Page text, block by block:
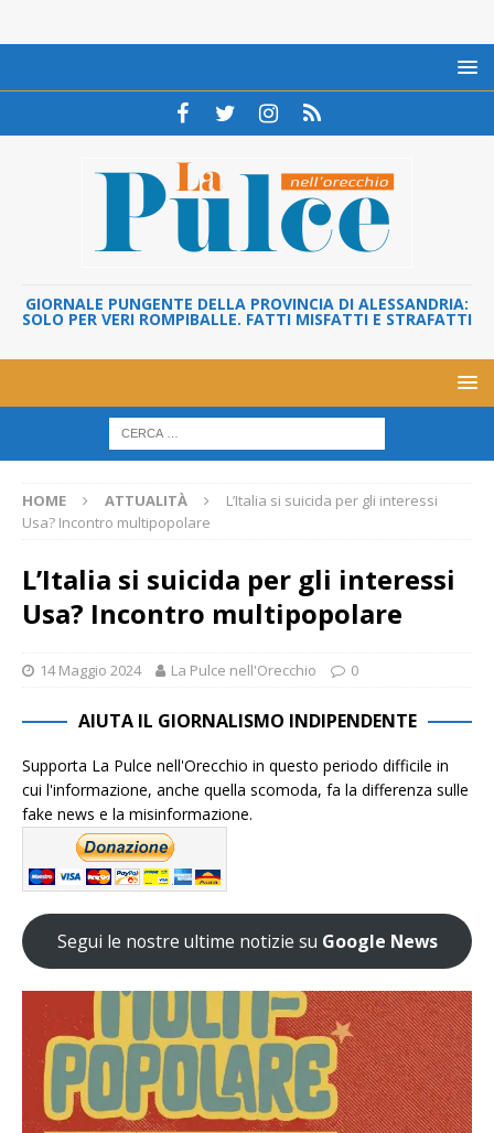
GIORNALE PUNGENTE DELLA PROVINCIA DI ALESSANDRIA:
SOLO PER VERI ROMPIBALLE. FATTI MISFATTI E STRAFATTI
HOME ATTUALITÀ
L’Italia si suicida per gli interessi
Usa? Incontro multipopolare
L’Italia si suicida per gli interessi
Usa? Incontro multipopolare
14 Maggio 2024 La Pulce nell'Orecchio 0
AIUTA IL GIORNALISMO INDIPENDENTE
Supporta La Pulce nell'Orecchio in questo periodo difficile in
cui l'informazione, anche quella scomoda, fa la differenza sulle
fake news e la misinformazione.
Segui le nostre ultime notizie su Google News